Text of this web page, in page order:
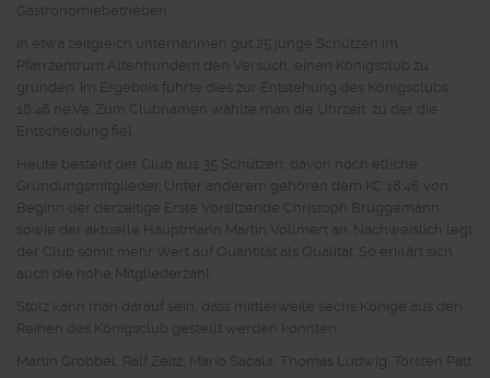
Gastronomiebetrieben.
In etwa zeitgleich unternahmen gut 25 junge Schützen im
Pfarrzentrum Altenhundem den Versuch, einen Königsclub zu
gründen. Im Ergebnis führte dies zur Entstehung des Königsclubs
18:46 ne.Ve. Zum Clubnamen wählte man die Uhrzeit, zu der die
Entscheidung fiel.
Heute besteht der Club aus 35 Schützen; davon noch etliche
Gründungsmitglieder. Unter anderem gehören dem KC 18:46 von
Beginn der derzeitige Erste Vorsitzende Christoph Brüggemann
sowie der aktuelle Hauptmann Martin Vollmert an. Nachweislich legt
der Club somit mehr Wert auf Quantität als Qualität. So erklärt sich
auch die hohe Mitgliederzahl.
Stolz kann man darauf sein, dass mittlerweile sechs Könige aus den
Reihen des Königsclub gestellt werden konnten.
Martin Grobbel, Ralf Zeitz, Mario Sacala, Thomas Ludwig, Torsten Patt